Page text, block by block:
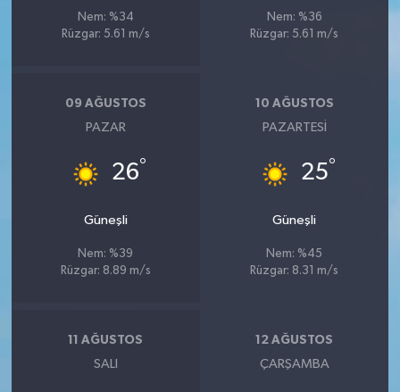
Nem: %34
Rüzgar: 5.61 m/s
Nem: %36
Rüzgar: 5.61 m/s
09 AĞUSTOS
PAZAR
26°
Güneşli
Nem: %39
Rüzgar: 8.89 m/s
10 AĞUSTOS
PAZARTESI
25°
Güneşli
Nem: %45
Rüzgar: 8.31 m/s
11 AĞUSTOS
SALI
12 AĞUSTOS
ÇARŞAMBA
MANİSA
UŞAK
YURT